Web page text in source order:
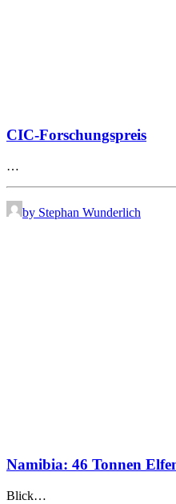
CIC-Forschungspreis
…
by Stephan Wunderlich
Namibia: 46 Tonnen
Blick…